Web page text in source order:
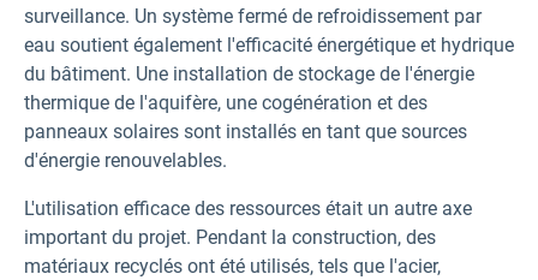
surveillance. Un système fermé de refroidissement par
eau soutient également l'efficacité énergétique et hydrique
du bâtiment. Une installation de stockage de l'énergie
thermique de l'aquifère, une cogénération et des
panneaux solaires sont installés en tant que sources
d'énergie renouvelables.
L'utilisation efficace des ressources était un autre axe
important du projet. Pendant la construction, des
matériaux recyclés ont été utilisés, tels que l'acier,